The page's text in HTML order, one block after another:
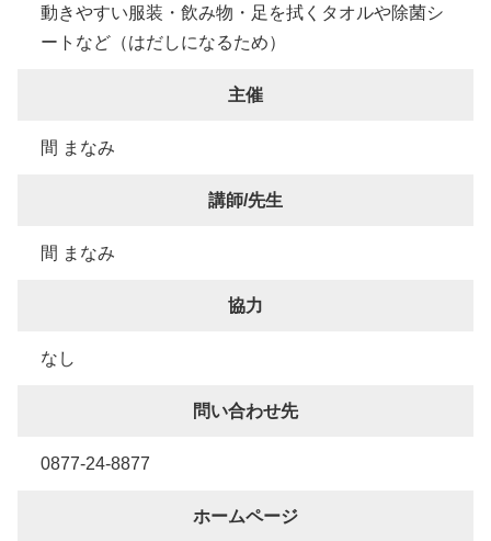
動きやすい服装・飲み物・足を拭くタオルや除菌シ
ートなど（はだしになるため）
主催
間 まなみ
講師/先生
間 まなみ
協力
なし
問い合わせ先
0877-24-8877
ホームページ